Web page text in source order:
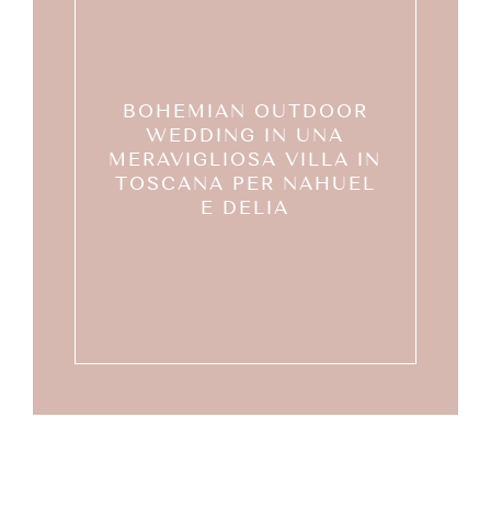
BOHEMIAN OUTDOOR
WEDDING IN UNA
MERAVIGLIOSA VILLA IN
TOSCANA PER NAHUEL
E DELIA